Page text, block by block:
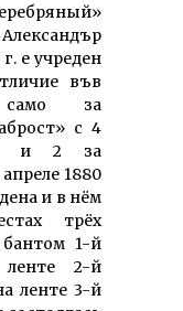
е учреден
във
за
с 4
и 2 за
1880
и в нём
трёх
1-й
ленте 2-й
ленте 3-й